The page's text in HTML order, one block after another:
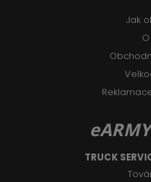
Jak
TRUCK